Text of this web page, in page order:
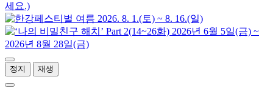
정지 재생